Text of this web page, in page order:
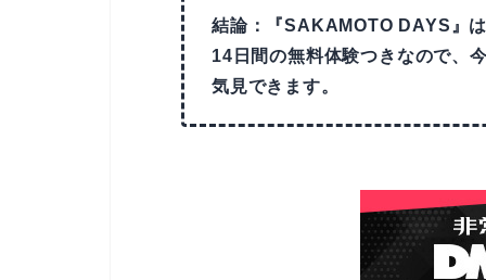
結論：『SAKAMOTO DAYS』
14日間の無料体験つきなので、
気見できます。